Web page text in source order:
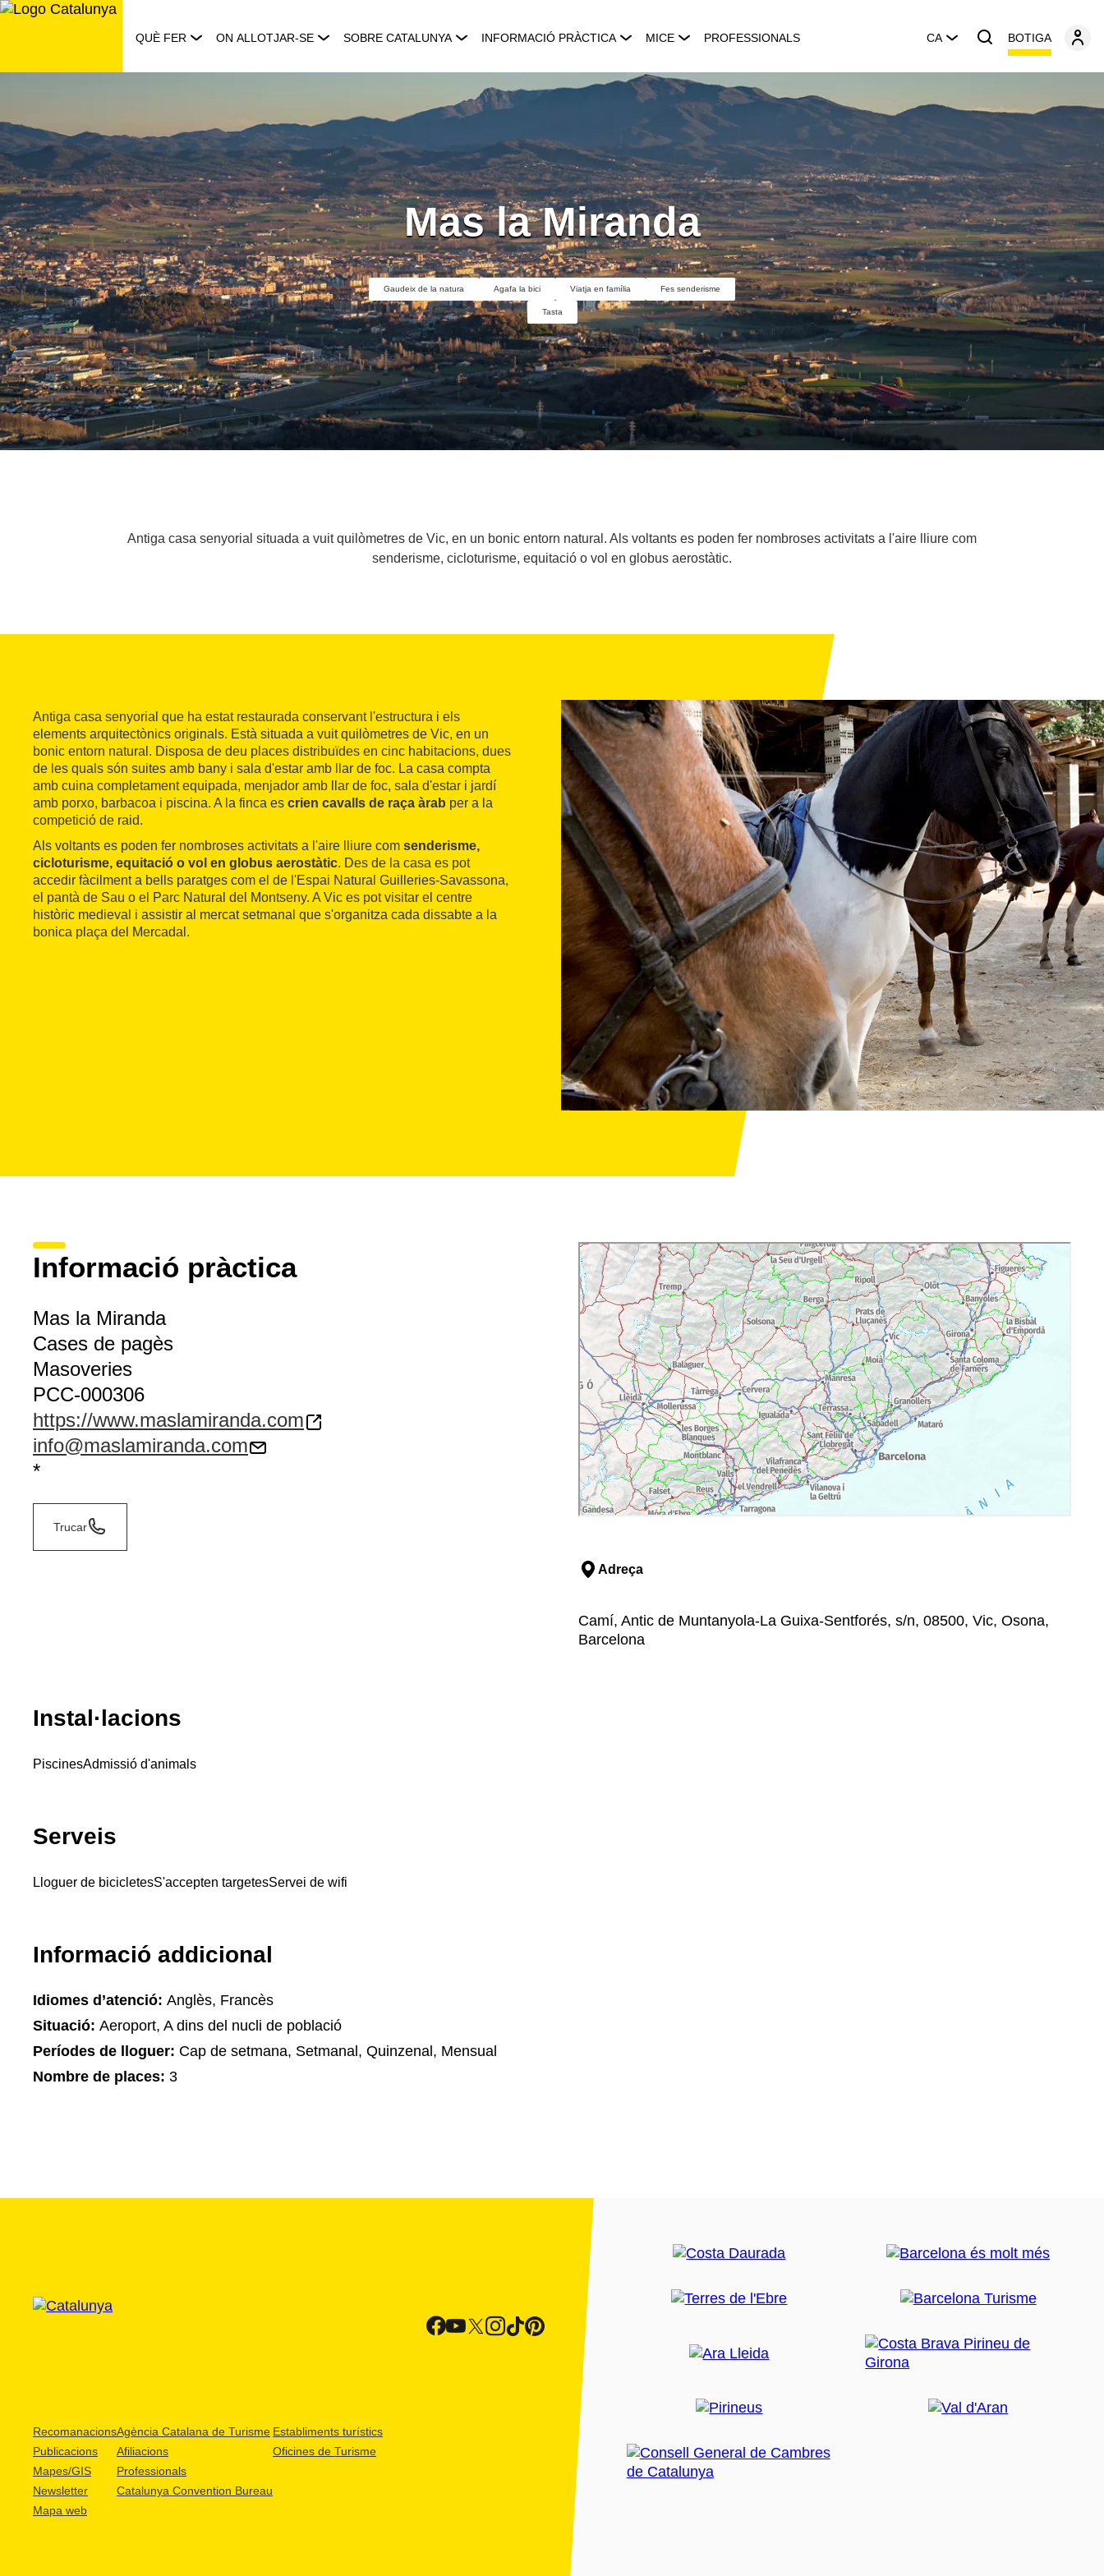
Saltar
QUÈ FER ON ALLOTJAR-SE SOBRE CATALUNYA INFORMACIÓ PRÀCTICA MICE PROFESSIONALS CA BOTIGA
Mas la Miranda
Gaudeix de la natura Agafa la bici Viatja en família Fes senderisme
Tasta
Antiga casa senyorial situada a vuit quilòmetres de Vic, en un bonic entorn natural. Als voltants es poden fer nombroses activitats a l'aire lliure com
senderisme, cicloturisme, equitació o vol en globus aerostàtic.
Antiga casa senyorial que ha estat restaurada conservant l'estructura i els
elements arquitectònics originals. Està situada a vuit quilòmetres de Vic, en un
bonic entorn natural. Disposa de deu places distribuïdes en cinc habitacions, dues
de les quals són suites amb bany i sala d'estar amb llar de foc. La casa compta
amb cuina completament equipada, menjador amb llar de foc, sala d'estar i jardí
amb porxo, barbacoa i piscina. A la finca es crien cavalls de raça àrab per a la
competició de raid.
Als voltants es poden fer nombroses activitats a l'aire lliure com senderisme,
cicloturisme, equitació o vol en globus aerostàtic. Des de la casa es pot
accedir fàcilment a bells paratges com el de l'Espai Natural Guilleries-Savassona,
el pantà de Sau o el Parc Natural del Montseny. A Vic es pot visitar el centre
històric medieval i assistir al mercat setmanal que s'organitza cada dissabte a la
bonica plaça del Mercadal.
Informació pràctica
Mas la Miranda
Cases de pagès
Masoveries
PCC-000306
https://www.maslamiranda.com
info@maslamiranda.com
*
Trucar
Adreça
Camí, Antic de Muntanyola-La Guixa-Sentforés, s/n, 08500, Vic, Osona,
Barcelona
Instal·lacions
PiscinesAdmissió d'animals
Serveis
Lloguer de bicicletesS'accepten targetesServei de wifi
Informació addicional
Idiomes d’atenció: Anglès, Francès
Situació: Aeroport, A dins del nucli de població
Períodes de lloguer: Cap de setmana, Setmanal, Quinzenal, Mensual
Nombre de places: 3
Recomanacions
Publicacions
Mapes/GIS
Newsletter
Mapa web
Agència Catalana de Turisme
Afiliacions
Professionals
Catalunya Convention Bureau
Establiments turístics
Oficines de Turisme